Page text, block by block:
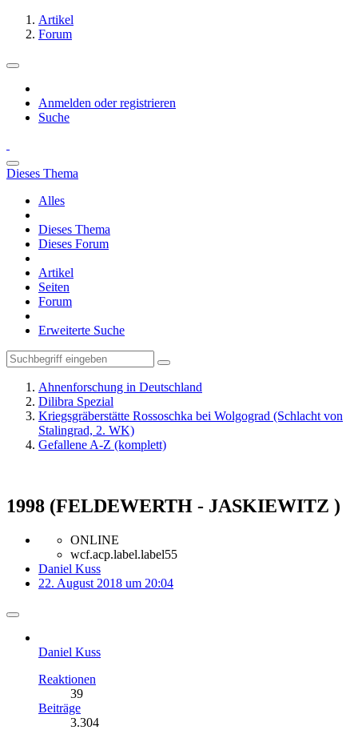
Artikel
Forum
Anmelden oder registrieren
Suche
Dieses Thema
Alles
Dieses Thema
Dieses Forum
Artikel
Seiten
Forum
Erweiterte Suche
Ahnenforschung in Deutschland
Dilibra Spezial
Kriegsgräberstätte Rossoschka bei Wolgograd (Schlacht von
Stalingrad, 2. WK)
Gefallene A-Z (komplett)
1998 (FELDEWERTH - JASKIEWITZ )
ONLINE
wcf.acp.label.label55
Daniel Kuss
22. August 2018 um 20:04
Daniel Kuss
Reaktionen
39
Beiträge
3.304